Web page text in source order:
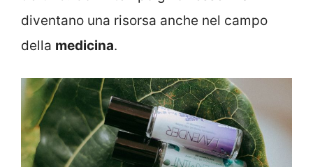
diventano una risorsa anche nel campo
della medicina.